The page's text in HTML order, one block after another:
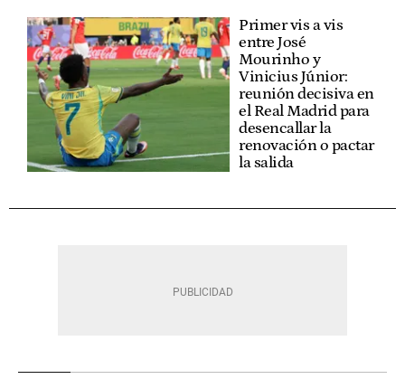
Primer vis a vis
entre José
Mourinho y
Vinicius Júnior:
reunión decisiva en
el Real Madrid para
desencallar la
renovación o pactar
la salida